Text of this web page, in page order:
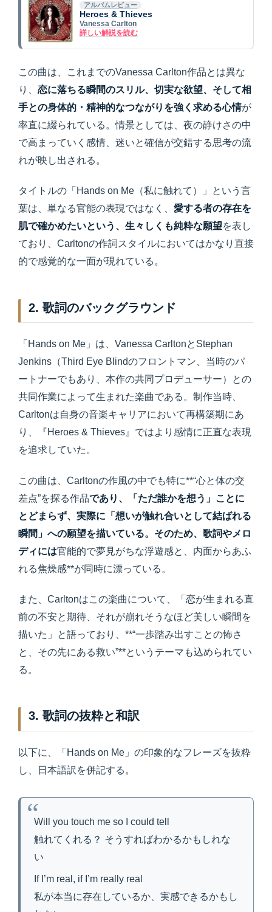
アルバムレビュー
Heroes & Thieves
Vanessa Carlton
詳しい解説を読む
この曲は、これまでのVanessa Carlton作品とは異な
り、 恋に落ちる瞬間のスリル、切実な欲望、そして相
手との身体的・精神的なつながりを強く求める心情が
率直に綴られている。情景としては、夜の静けさの中
で高まっていく感情、迷いと確信が交錯する思考の流
れが映し出される。
タイトルの「Hands on Me（私に触れて）」という言
葉は、単なる官能の表現ではなく、 愛する者の存在を
肌で確かめたいという、生々しくも純粋な願望を表し
ており、Carltonの作詞スタイルにおいてはかなり直接
的で感覚的な一面が現れている。
2. 歌詞のバックグラウンド
「Hands on Me」は、Vanessa CarltonとStephan
Jenkins（Third Eye Blindのフロントマン、当時のパ
ートナーでもあり、本作の共同プロデューサー）との
共同作業によって生まれた楽曲である。制作当時、
Carltonは自身の音楽キャリアにおいて再構築期にあ
り、『Heroes & Thieves』ではより感情に正直な表現
を追求していた。
この曲は、Carltonの作風の中でも特に**“心と体の交
差点”を探る作品であり、「ただ誰かを想う」ことに
とどまらず、実際に「想いが触れ合いとして結ばれる
瞬間」への願望を描いている。そのため、歌詞やメロ
ディには官能的で夢見がちな浮遊感と、内面からあふ
れる焦燥感**が同時に漂っている。
また、Carltonはこの楽曲について、「恋が生まれる直
前の不安と期待、それが崩れそうなほど美しい瞬間を
描いた」と語っており、**“一歩踏み出すことの怖さ
と、その先にある救い”**というテーマも込められてい
る。
3. 歌詞の抜粋と和訳
以下に、「Hands on Me」の印象的なフレーズを抜粋
し、日本語訳を併記する。
Will you touch me so I could tell
触れてくれる？ そうすればわかるかもしれな
い
If I’m real, if I’m really real
私が本当に存在しているか、実感できるかもし